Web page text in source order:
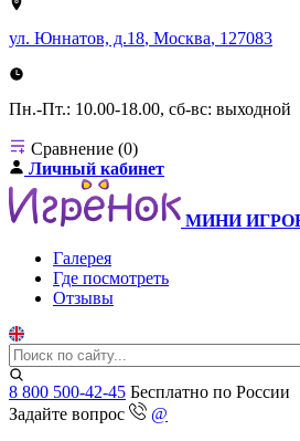
ул. Юннатов, д.18, Москва, 127083
Пн.-Пт.: 10.00-18.00, сб-вс: выходной
Сравнение (0)
Личный кабинет
МИНИ
Галерея
Где посмотреть
Отзывы
8 800 500-42-45 Бесплатно по России
Задайте вопрос
@